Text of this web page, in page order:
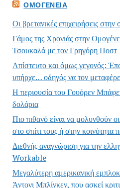
ΟΜΟΓΈΝΕΙΑ
Οι βρετανικές επιχειρήσεις
Γάμος της Χρονιάς στην
Τσουκαλά με τον Γρηγόρη Ποστ
Απίστευτο και όμως γεγονός:
υπήρχε… οδηγός να τον
Η περιουσία του Γουόρεν
δολάρια
Πιο πιθανό είναι να μολυνθούν
στο σπίτι τους ή στην
Διεθνής αναγνώριση για την
Workable
Μεγαλύτερη αμερικανική
Άντονι Μπλίνκεν, που ασκεί